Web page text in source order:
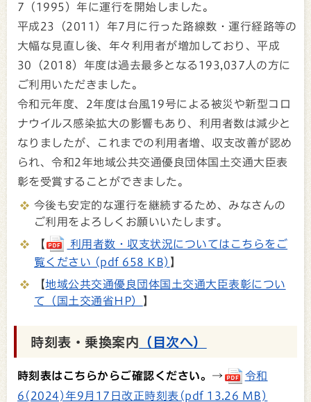
7（1995）年に運行を開始しました。
平成23（2011）年7月に行った路線数・運行経路等の
大幅な見直し後、年々利用者が増加しており、平成
30（2018）年度は過去最多となる193,037人の方に
ご利用いただきました。
令和元年度、2年度は台風19号による被災や新型コロ
ナウイルス感染拡大の影響もあり、利用者数は減少と
なりましたが、これまでの利用者増、収支改善が認め
られ、令和2年地域公共交通優良団体国土交通大臣表
彰を受賞することができました。
今後も安定的な運行を継続するため、みなさんの
ご利用をよろしくお願いいたします。
【
利用者数・収支状況についてはこちらをご
覧ください (pdf 658 KB) 】
【地域公共交通優良団体国土交通大臣表彰につい
て（国土交通省HP）
】
時刻表・乗換案内 （目次へ）
時刻表はこちらからご確認ください。→
令和
6(2024)年9月17日改正時刻表(pdf 13.26 MB)